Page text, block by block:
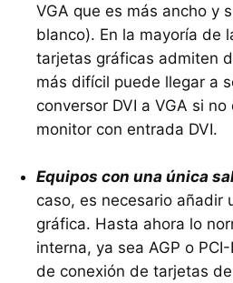
VGA que es más ancho y
blanco). En la mayoría de
tarjetas gráficas admiten
más difícil puede llegar a
conversor DVI a VGA si no
monitor con entrada DVI.
Equipos con una única
caso, es necesario añadir
gráfica. Hasta ahora lo
interna, ya sea AGP o
de conexión de tarjetas